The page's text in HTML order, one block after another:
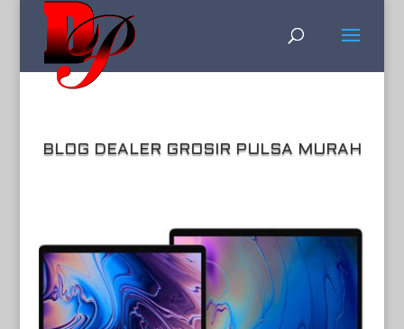
BLOG DEALER GROSIR PULSA MURAH